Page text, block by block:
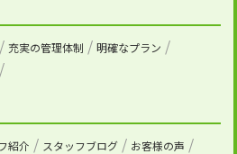
充実の管理体制
明確なプラン
紹介 スタッフブログ
お客様の声